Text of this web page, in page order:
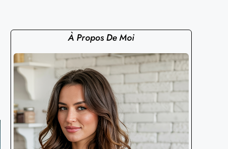
À Propos De Moi